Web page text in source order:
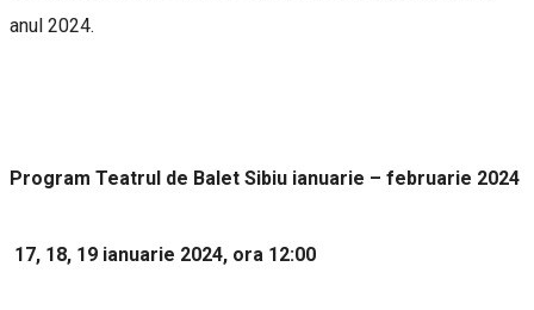
anul 2024.
Program Teatrul de Balet Sibiu ianuarie – februarie 2024
17, 18, 19 ianuarie 2024, ora 12:00